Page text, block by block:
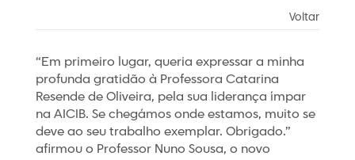
Voltar
“Em primeiro lugar, queria expressar a minha
profunda gratidão à Professora Catarina
Resende de Oliveira, pela sua liderança ímpar
na AICIB. Se chegámos onde estamos, muito se
deve ao seu trabalho exemplar. Obrigado.”
afirmou o Professor Nuno Sousa, o novo